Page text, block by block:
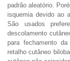
padrão aleatório.
isquemia devido ao
São usados
descolamento
para fechamento
retalho cutâneo